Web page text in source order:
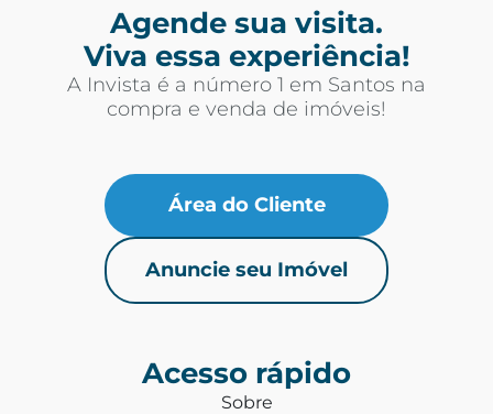
Agende sua visita.
Viva essa experiência!
A Invista é a número 1 em Santos na
compra e venda de imóveis!
Área do Cliente
Anuncie seu Imóvel
Acesso rápido
Sobre